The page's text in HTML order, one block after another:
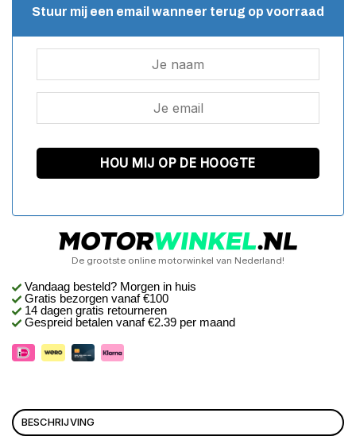
Stuur mij een email wanneer terug op voorraad
De grootste online motorwinkel van Nederland!
Vandaag besteld? Morgen in huis
Gratis bezorgen vanaf €100
14 dagen gratis retourneren
Gespreid betalen vanaf €2.39 per maand
BESCHRIJVING